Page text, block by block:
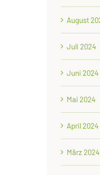
August
Juli 2024
Juni 2024
Mai 2024
April 2024
März 2024